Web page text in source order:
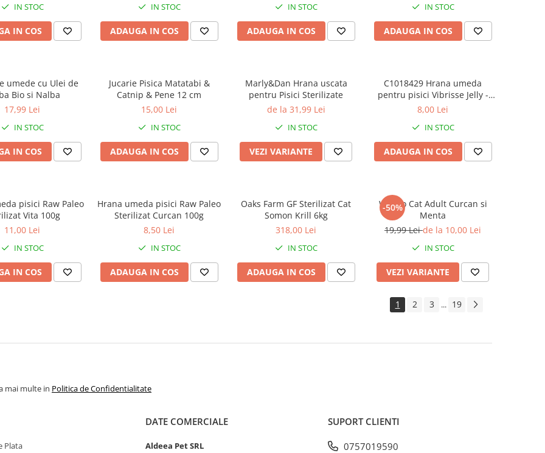
IN STOC
IN COS
IN STOC
ADAUGA IN COS
IN STOC
ADAUGA IN COS
IN STOC
ADAUGA IN COS
umede cu Ulei de
Bio si Nalba
17,99 Lei
IN STOC
IN COS
Jucarie Pisica Matatabi &
Catnip & Pene 12 cm
15,00 Lei
IN STOC
ADAUGA IN COS
Marly&Dan Hrana uscata
pentru Pisici Sterilizate
de la 31,99 Lei
IN STOC
VEZI VARIANTE
C1018429 Hrana umeda
pentru pisici Vibrisse Jelly -
Ton si sunca de pui in aspic
8,00 Lei
IN STOC
ADAUGA IN COS
pisici Raw Paleo
Vita 100g
11,00 Lei
IN STOC
IN COS
Hrana umeda pisici Raw Paleo
Sterilizat Curcan 100g
8,50 Lei
IN STOC
ADAUGA IN COS
Oaks Farm GF Sterilizat Cat
Somon Krill 6kg
318,00 Lei
IN STOC
ADAUGA IN COS
-50%
Weego Cat Adult Curcan si
Menta
19,99 Leide la 10,00 Lei
IN STOC
VEZI VARIANTE
1 2 3 ... 19
mai multe in Politica de Confidentialitate
Plata
DATE COMERCIALE
Aldeea Pet SRL
SUPORT CLIENTI
0757019590